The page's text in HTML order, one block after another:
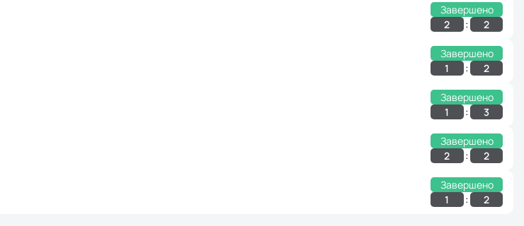
Завершено
2 : 2
Завершено
1 : 2
Завершено
1 : 3
Завершено
2 : 2
Завершено
1 : 2